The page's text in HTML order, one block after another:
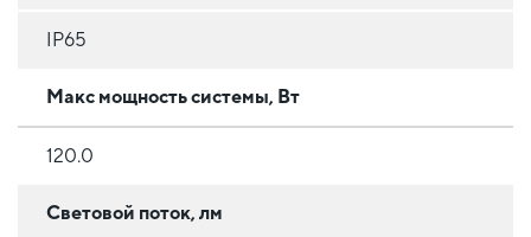
IP65
Макс мощность системы, Вт
120.0
Световой поток, лм